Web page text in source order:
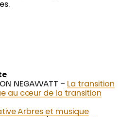
NEGAWATT – La transition
au cœur de la transition
Arbres et musique